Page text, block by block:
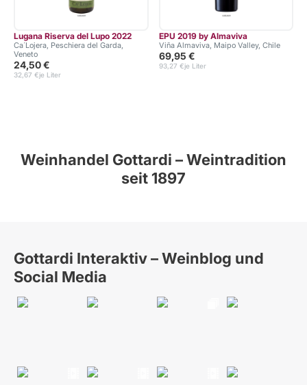
Lugana Riserva del Lupo 2022
Ca´Lojera, Peschiera del Garda,
Veneto
24,50 €
je Liter
32,67 €
EPU 2019 by Almaviva
Viña Almaviva, Maipo Valley, Chile
69,95 €
je Liter
93,27 €
Weinhandel Gottardi – Weintradition
seit 1897
Gottardi Interaktiv – Weinblog und
Social Media